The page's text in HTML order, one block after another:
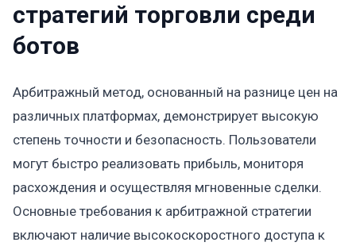
стратегий торговли среди
ботов
Арбитражный метод, основанный на разнице цен на
различных платформах, демонстрирует высокую
степень точности и безопасность. Пользователи
могут быстро реализовать прибыль, мониторя
расхождения и осуществляя мгновенные сделки.
Основные требования к арбитражной стратегии
включают наличие высокоскоростного доступа к